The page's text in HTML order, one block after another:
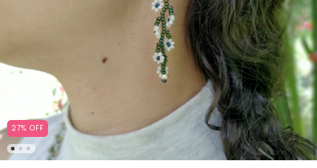
27% OFF